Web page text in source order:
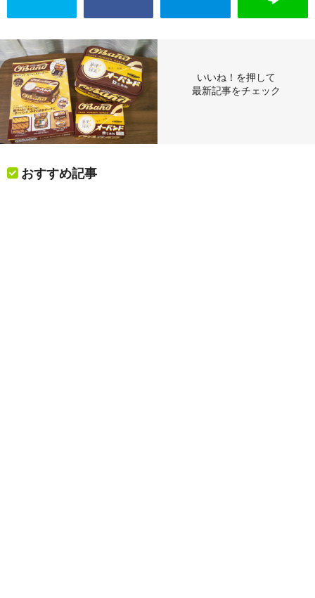
いいね！を押して
最新記事をチェック
おすすめ記事